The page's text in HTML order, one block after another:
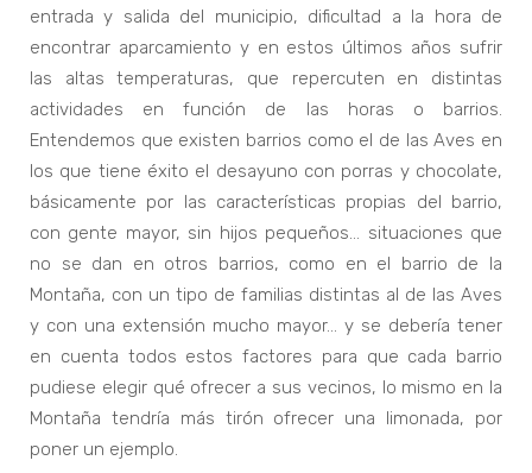
entrada y salida del municipio, dificultad a la hora de
encontrar aparcamiento y en estos últimos años sufrir
las altas temperaturas, que repercuten en distintas
actividades en función de las horas o barrios.
Entendemos que existen barrios como el de las Aves en
los que tiene éxito el desayuno con porras y chocolate,
básicamente por las características propias del barrio,
con gente mayor, sin hijos pequeños… situaciones que
no se dan en otros barrios, como en el barrio de la
Montaña, con un tipo de familias distintas al de las Aves
y con una extensión mucho mayor… y se debería tener
en cuenta todos estos factores para que cada barrio
pudiese elegir qué ofrecer a sus vecinos, lo mismo en la
Montaña tendría más tirón ofrecer una limonada, por
poner un ejemplo.